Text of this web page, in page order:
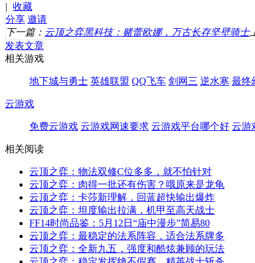
| 收藏
分享 邀请
下一篇： 云顶之弈黑科技：赌蕾欧娜，万古长存坚壁骑士
发表文章
相关游戏
地下城与勇士 英雄联盟 QQ飞车 剑网三 逆水寒 最终
云游戏
免费云游戏 云游戏网速要求 云游戏平台哪个好 云游
相关阅读
云顶之弈：物法双修C位多多，就不怕针对
云顶之弈：肉得一批还有伤害？哦原来是龙龟
云顶之弈：卡莎新理解，回蓝超快输出爆炸
云顶之弈：坦度输出拉满，机甲至高天战士
FF14时尚品鉴：5月12日“庙中漫步”简易80
云顶之弈：最稳定的法系阵容，适合法系牌多
云顶之弈：全新九五，强度和酷炫兼顾的玩法